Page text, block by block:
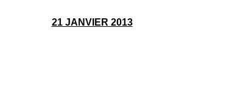
21 JANVIER 2013